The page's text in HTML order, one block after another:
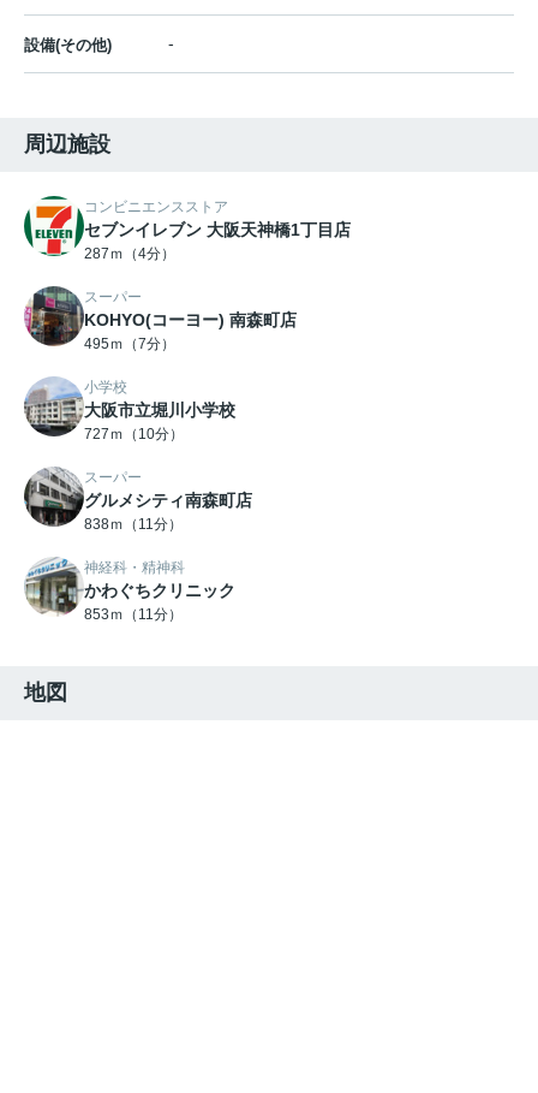
設備(その他) -
周辺施設
コンビニエンスストア
セブンイレブン 大阪天神橋1丁目店
287ｍ（4分）
スーパー
KOHYO(コーヨー) 南森町店
495ｍ（7分）
小学校
大阪市立堀川小学校
727ｍ（10分）
スーパー
グルメシティ南森町店
838ｍ（11分）
神経科・精神科
かわぐちクリニック
853ｍ（11分）
地図